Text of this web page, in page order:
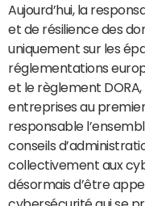
Aujourd’hui, la
et de résilience des
uniquement sur les
réglementations
et le règlement
entreprises au
responsable
conseils
collectivement aux
désormais d’être